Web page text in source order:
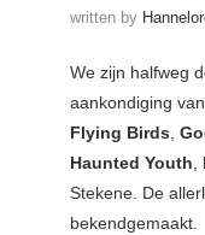
written by
We zijn halfweg
aankondiging
Flying Birds,
Haunted Youth,
Stekene. De
bekendgemaakt.